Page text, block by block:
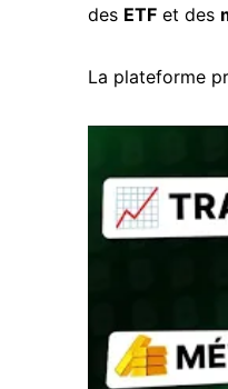
des ETF et des
La plateforme